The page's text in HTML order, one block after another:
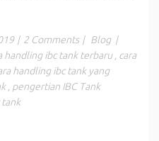
| 2 Comments | Blog |
handling ibc tank terbaru
cara
handling ibc tank yang
pengertian IBC Tank